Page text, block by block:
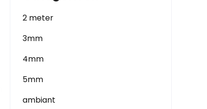
2 meter
3mm
4mm
5mm
ambiant